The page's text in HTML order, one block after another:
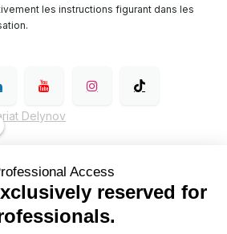
les instructions figurant dans les
Delynov
vente (CGV)